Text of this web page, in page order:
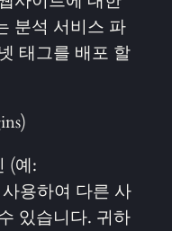
분석 서비스 파
태그를 배포 할
(예:
사용하여 다른 사
있습니다. 귀하